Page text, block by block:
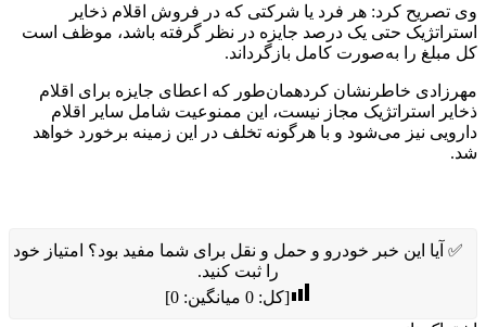
وی تصریح کرد: هر فرد یا شرکتی که در فروش اقلام ذخایر
استراتژیک حتی یک درصد جایزه در نظر گرفته باشد، موظف است
کل مبلغ را به‌صورت کامل بازگرداند.
مهرزادی خاطرنشان کردهمان‌طور که اعطای جایزه برای اقلام
ذخایر استراتژیک مجاز نیست، این ممنوعیت شامل سایر اقلام
دارویی نیز می‌شود و با هرگونه تخلف در این زمینه برخورد خواهد
شد.
✅ آیا این خبر خودرو و حمل و نقل برای شما مفید بود؟ امتیاز خود
را ثبت کنید.
[کل:0 میانگین:0
]